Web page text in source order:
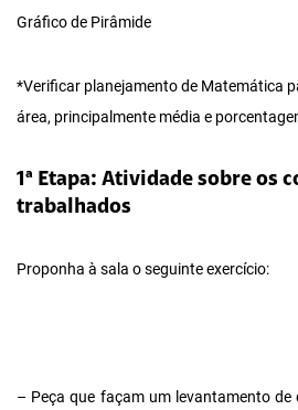
Gráfico de Pirâmide
*Verificar planejamento de Matemática
área, principalmente média e
1ª Etapa: Atividade sobre os
trabalhados
Proponha à sala o seguinte exercício:
– Peça que façam um levantamento